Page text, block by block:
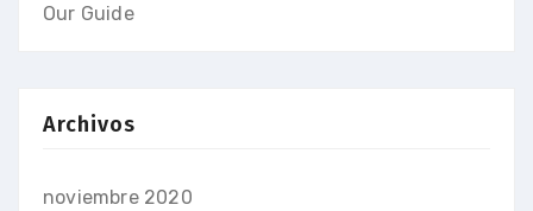
Our Guide
Archivos
noviembre 2020